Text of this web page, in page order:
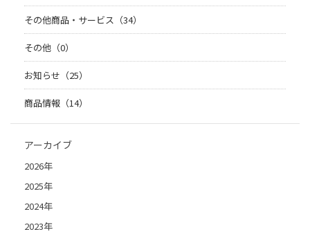
その他商品・サービス（34）
その他（0）
お知らせ（25）
商品情報（14）
アーカイブ
2026年
2025年
2024年
2023年